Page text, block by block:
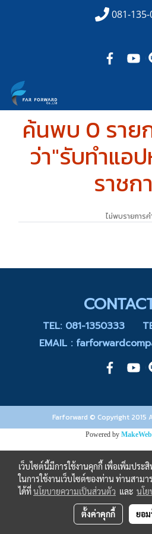
081-
ค้นพบ 0 ราย
ว่า"รับทำแอ
ราชก
ไม่พบรายการค
TEL: 081-1350333
EMAIL :
Farforward © Copyright 2015
Powered by
เว็บไซต์นี้มีการใช้งานคุกกี้ เพื่อเพิ่มปร
ในการใช้งานเว็บไซต์ของท่าน ท่านสาม
ได้ที่นโยบายความเป็นส่วนตัว และ นโ
ตั้งค่าคุกกี้ ยอ